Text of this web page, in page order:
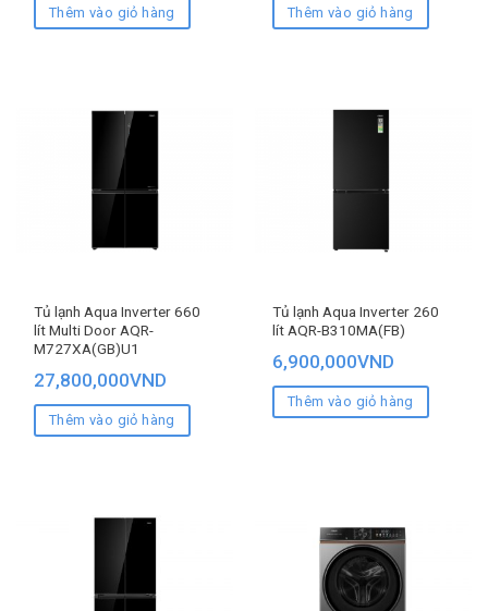
Thêm vào giỏ hàng Thêm vào giỏ hàng
Tủ lạnh Aqua Inverter 660
lít Multi Door AQR-
M727XA(GB)U1
27,800,000VND
Thêm vào giỏ hàng
Tủ lạnh Aqua Inverter 260
lít AQR-B310MA(FB)
6,900,000VND
Thêm vào giỏ hàng